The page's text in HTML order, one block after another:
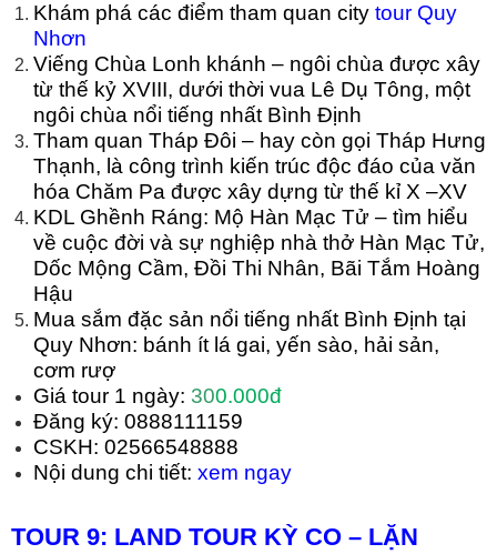
Khám phá các điểm tham quan city tour Quy
Nhơn
Viếng Chùa Lonh khánh – ngôi chùa được xây
từ thế kỷ XVIII, dưới thời vua Lê Dụ Tông, một
ngôi chùa nổi tiếng nhất Bình Định
Tham quan Tháp Đôi – hay còn gọi Tháp Hưng
Thạnh, là công trình kiến trúc độc đáo của văn
hóa Chăm Pa được xây dựng từ thế kỉ X –XV
KDL Ghềnh Ráng: Mộ Hàn Mạc Tử – tìm hiểu
về cuộc đời và sự nghiệp nhà thở Hàn Mạc Tử,
Dốc Mộng Cầm, Đồi Thi Nhân, Bãi Tắm Hoàng
Hậu
Mua sắm đặc sản nổi tiếng nhất Bình Định tại
Quy Nhơn: bánh ít lá gai, yến sào, hải sản,
cơm rượ
Giá tour 1 ngày: 300.000đ
Đăng ký: 0888111159
CSKH: 02566548888
Nội dung chi tiết: xem ngay
TOUR 9: LAND TOUR KỲ CO – LẶN